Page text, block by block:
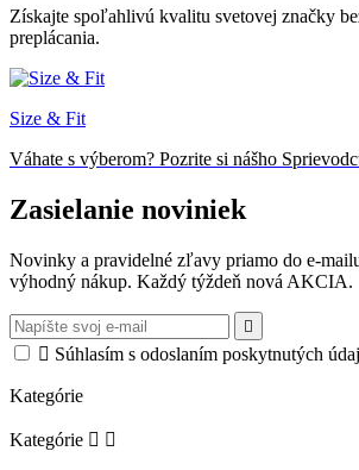
Získajte spoľahlivú kvalitu svetovej značky
preplácania.
Size & Fit
Váhate s výberom? Pozrite si nášho
Zasielanie noviniek
Novinky a pravidelné zľavy priamo do e-
výhodný nákup. Každý týždeň nová AKCIA.

 Súhlasím s odoslaním poskytnutých
Kategórie
Kategórie  